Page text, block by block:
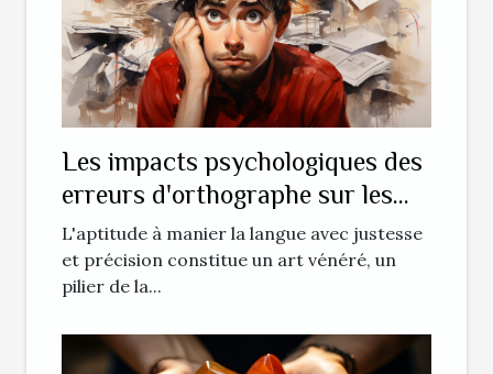
Les impacts psychologiques des
erreurs d'orthographe sur les
lecteurs
L'aptitude à manier la langue avec justesse
et précision constitue un art vénéré, un
pilier de la...